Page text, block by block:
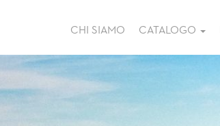
CHI SIAMO CATALOGO